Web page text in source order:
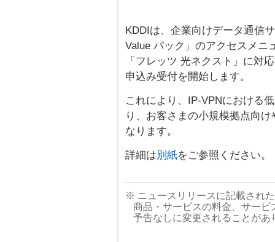
KDDIは、企業向けデータ通信
Value パック」のアクセスメニ
「フレッツ 光ネクスト」に対
申込み受付を開始します。
これにより、IP-VPNにおける
り、お客さまの小規模拠点向
なります。
詳細は別紙をご参照ください。
※ ニュースリリースに記載され
商品・サービスの料金、サー
予告なしに変更されることが